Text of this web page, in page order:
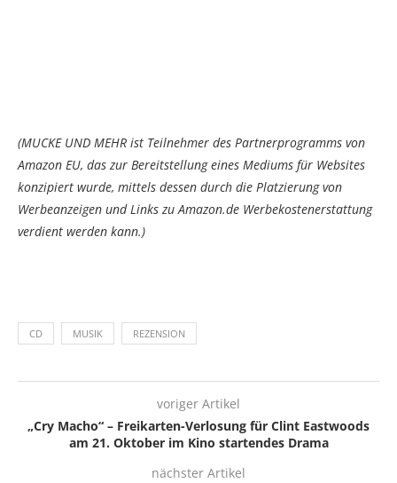
(MUCKE UND MEHR ist Teilnehmer des Partnerprogramms von
Amazon EU, das zur Bereitstellung eines Mediums für Websites
konzipiert wurde, mittels dessen durch die Platzierung von
Werbeanzeigen und Links zu Amazon.de Werbekostenerstattung
verdient werden kann.)
CD MUSIK REZENSION
voriger Artikel
„Cry Macho“ – Freikarten-Verlosung für Clint Eastwoods
am 21. Oktober im Kino startendes Drama
nächster Artikel